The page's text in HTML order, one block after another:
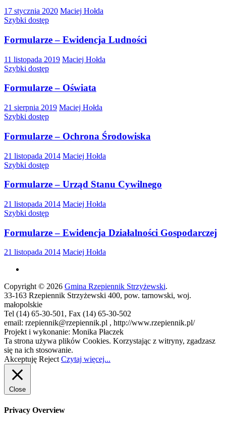
17 stycznia 2020 Maciej Hołda
Szybki dostęp
Formularze – Ewidencja Ludności
11 listopada 2019 Maciej Hołda
Szybki dostęp
Formularze – Oświata
21 sierpnia 2019 Maciej Hołda
Szybki dostęp
Formularze – Ochrona Środowiska
21 listopada 2014 Maciej Hołda
Szybki dostęp
Formularze – Urząd Stanu Cywilnego
21 listopada 2014 Maciej Hołda
Szybki dostęp
Formularze – Ewidencja Działalności Gospodarczej
21 listopada 2014 Maciej Hołda
Copyright © 2026 Gmina Rzepiennik Strzyżewski.
33-163 Rzepiennik Strzyżewski 400, pow. tarnowski, woj.
małopolskie
Tel (14) 65-30-501, Fax (14) 65-30-502
email: rzepiennik@rzepiennik.pl , http://www.rzepiennik.pl/
Projekt i wykonanie: Monika Płaczek
Ta strona używa plików Cookies. Korzystając z witryny, zgadzasz
się na ich stosowanie.
Akceptuję Reject Czytaj więcej...
Close
Privacy Overview